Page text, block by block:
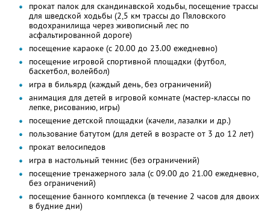
прокат палок для скандинавской ходьбы, посещение трассы
для шведской ходьбы (2,5 км трассы до Пяловского
водохранилища через живописный лес по
асфальтированной дороге)
посещение караоке (с 20.00 до 23.00 ежедневно)
посещение игровой спортивной площадки (футбол,
баскетбол, волейбол)
игра в бильярд (каждый день, без ограничений)
анимация для детей в игровой комнате (мастер-классы по
лепке, рисованию, игры)
посещение детской площадки (качели, лазалки и др.)
пользование батутом (для детей в возрасте от 3 до 12 лет)
прокат велосипедов
игра в настольный теннис (без ограничений)
посещение тренажерного зала (с 09.00 до 21.00 ежедневно,
без ограничений)
посещение банного комплекса (в течение 2 часов для двоих
в будние дни)